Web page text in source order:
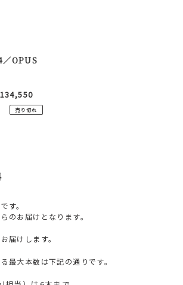
／OPUS
売り切れ
す。
のお届けとなります。
届けします。
最大本数は下記の通りです。